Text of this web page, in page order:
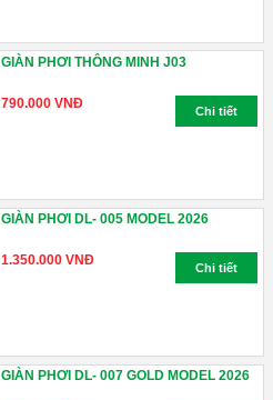
GIÀN PHƠI THÔNG MINH J03
790.000 VNĐ Chi tiết
GIÀN PHƠI DL- 005 MODEL 2026
1.350.000 VNĐ Chi tiết
GIÀN PHƠI DL- 007 GOLD MODEL 2026